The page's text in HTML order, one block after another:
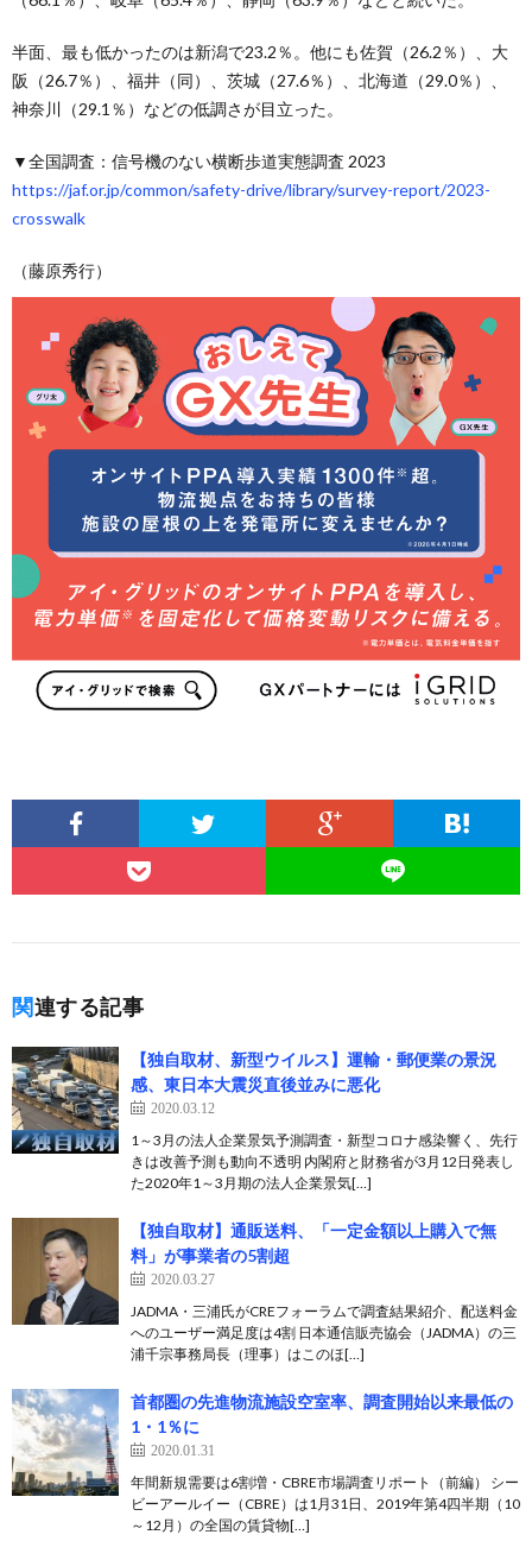
半面、最も低かったのは新潟で23.2％。他にも佐賀（26.2％）、大
阪（26.7％）、福井（同）、茨城（27.6％）、北海道（29.0％）、
神奈川（29.1％）などの低調さが目立った。
▼全国調査：信号機のない横断歩道実態調査 2023
https://jaf.or.jp/common/safety-drive/library/survey-report/2023-
crosswalk
（藤原秀行）
関連する記事
【独自取材、新型ウイルス】運輸・郵便業の景況
感、東日本大震災直後並みに悪化
2020.03.12
1～3月の法人企業景気予測調査・新型コロナ感染響く、先行
きは改善予測も動向不透明 内閣府と財務省が3月12日発表し
た2020年1～3月期の法人企業景気[…]
【独自取材】通販送料、「一定金額以上購入で無
料」が事業者の5割超
2020.03.27
JADMA・三浦氏がCREフォーラムで調査結果紹介、配送料金
へのユーザー満足度は4割 日本通信販売協会（JADMA）の三
浦千宗事務局長（理事）はこのほ[…]
首都圏の先進物流施設空室率、調査開始以来最低の
1・1％に
2020.01.31
年間新規需要は6割増・CBRE市場調査リポート（前編） シー
ビーアールイー（CBRE）は1月31日、2019年第4四半期（10
～12月）の全国の賃貸物[…]